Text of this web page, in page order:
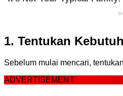
1. Tentukan
Sebelum mulai mencari,
ADVERTISEMENT